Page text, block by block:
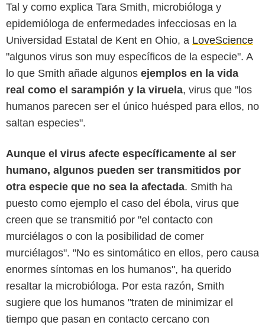
Tal y como explica Tara Smith, microbióloga y
epidemióloga de enfermedades infecciosas en la
Universidad Estatal de Kent en Ohio, a LoveScience
"algunos virus son muy específicos de la especie". A
lo que Smith añade algunos ejemplos en la vida
real como el sarampión y la viruela, virus que "los
humanos parecen ser el único huésped para ellos, no
saltan especies".
Aunque el virus afecte específicamente al ser
humano, algunos pueden ser transmitidos por
otra especie que no sea la afectada. Smith ha
puesto como ejemplo el caso del ébola, virus que
creen que se transmitió por "el contacto con
murciélagos o con la posibilidad de comer
murciélagos". "No es sintomático en ellos, pero causa
enormes síntomas en los humanos", ha querido
resaltar la microbióloga. Por esta razón, Smith
sugiere que los humanos "traten de minimizar el
tiempo que pasan en contacto cercano con